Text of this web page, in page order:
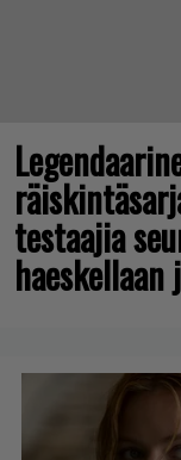
testaajia
haeskellaan